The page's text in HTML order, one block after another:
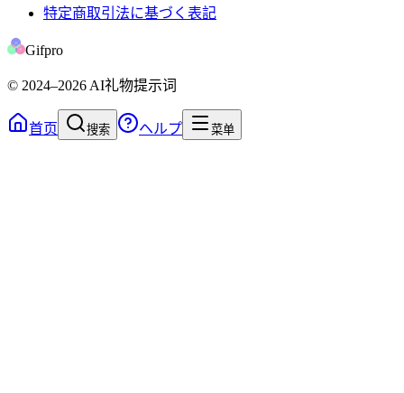
特定商取引法に基づく表記
Gifpro
© 2024–2026 AI礼物提示词
首页 搜索 ヘルプ 菜单